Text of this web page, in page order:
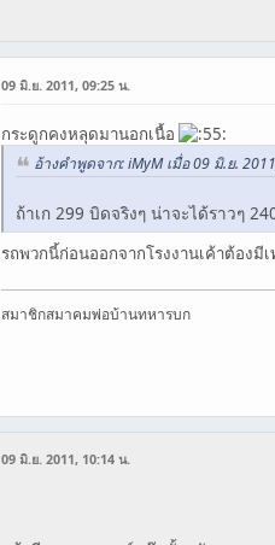
09 มิ.ย. 2011, 09:25 น.
กระดูกคงหลุดมานอกเนื้อ
อ้างคำพูดจาก: iMyM เมื่อ 09 มิ.ย.
ถ้าเก 299 บิดจริงๆ น่าจะได้ราวๆ
รถพวกนี้ก่อนออกจากโรงงานเค้าต้องมี
สมาชิกสมาคมพ่อบ้านทหารบก
09 มิ.ย. 2011, 10:14 น.